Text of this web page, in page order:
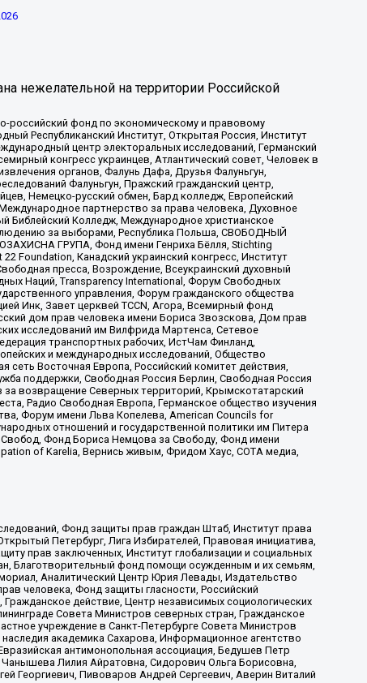
нежелательной на территории Российской
фонд по экономическому и правовому
Республиканский Институт, Открытая Россия, Институт
центр электоральных исследований, Германский
конгресс украинцев, Атлантический совет, Человек в
органов, Фалунь Дафа, Друзья Фалуньгун,
Фалуньгун, Пражский гражданский центр,
Немецко-русский обмен, Бард колледж, Европейский
партнерство за права человека, Духовное
Библейский Колледж, Международное христианское
за выборами, Республика Польша, СВОБОДНЫЙ
ГРУПА, Фонд имени Генриха Бёлля, Stichting
Foundation, Канадский украинский конгресс, Институт
пресса, Возрождение, Всеукраинский духовный
Наций, Transparеncy International, Форум Свободных
управления, Форум гражданского общества
Инк, Завет церквей TCCN, Агора, Всемирный фонд
дом прав человека имени Бориса Звозскова, Дом прав
исследований им Вилфрида Мартенса, Сетевое
транспортных рабочих, ИстЧам Финланд,
и международных исследований, Общество
Восточная Европа, Российский комитет действия,
поддержки, Свободная Россия Берлин, Свободная Россия
возвращение Северных территорий, Крымскотатарский
Радио Свободная Европа, Германское общество изучения
Форум имени Льва Копелева, American Councils for
отношений и государственной политики им Питера
Фонд Бориса Немцова за Свободу, Фонд имени
of Karelia, Вернись живым, Фридом Хаус, СОТА медиа,
Фонд защиты прав граждан Штаб, Институт права
Петербург, Лига Избирателей, Правовая инициатива,
прав заключенных, Институт глобализации и социальных
Благотворительный фонд помощи осужденным и их семьям,
Аналитический Центр Юрия Левады, Издательство
человека, Фонд защиты гласности, Российский
действие, Центр независимых социологических
Совета Министров северных стран, Гражданское
учреждение в Санкт-Петербурге Совета Министров
академика Сахарова, Информационное агентство
антимонопольная ассоциация, Бедушев Петр
Лилия Айратовна, Сидорович Ольга Борисовна,
Георгиевич, Пивоваров Андрей Сергеевич, Аверин Виталий